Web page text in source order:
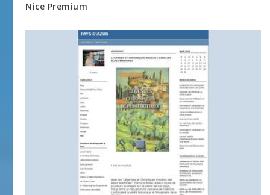
Nice Premium